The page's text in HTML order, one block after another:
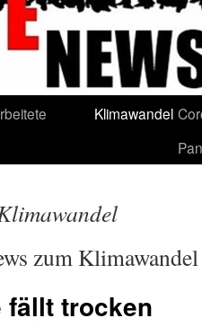
Klimawandel
zum Klimawandel
fällt trocken